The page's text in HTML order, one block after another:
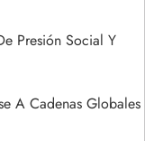
Presión Social Y
A Cadenas Globales